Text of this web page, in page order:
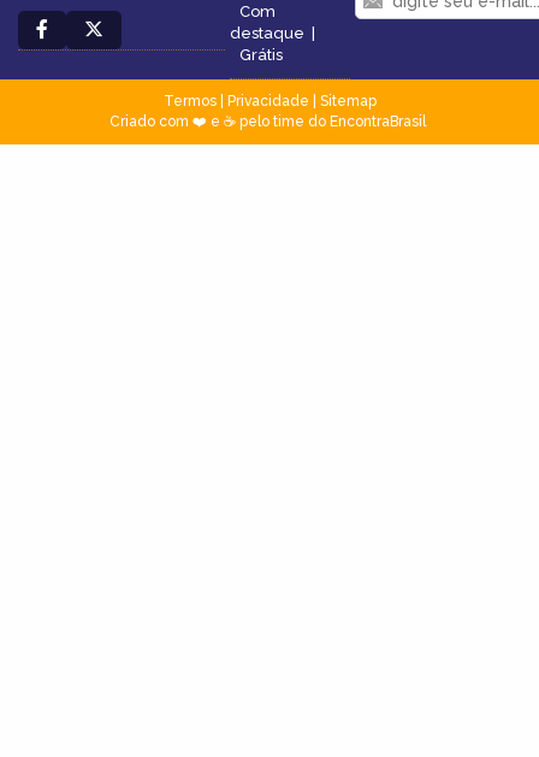
Com
destaque |
Grátis
Termos| Privacidade
Sitemap
Criado com ❤️ e ☕ pelo time do EncontraBrasil